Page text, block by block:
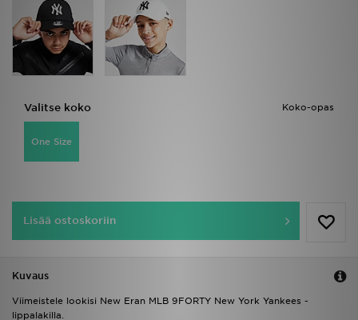
Koko-opas
Valitse koko
One Size
Lisää ostoskoriin
Kuvaus
Viimeistele lookisi New Eran MLB 9FORTY New York Yankees -
lippalakilla.